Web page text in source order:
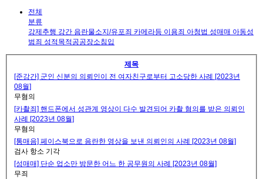
전체
분류
강제추행 강간 음란물소지/유포죄 카메라등 이용죄 아청법 성매매 아동성
범죄 성적목적공공장소침입
제목
[준강간] 군인 신분의 의뢰인이 전 여자친구로부터 고소당한 사례 [2023년
08월]
무혐의
[카촬죄] 핸드폰에서 성관계 영상이 다수 발견되어 카촬 혐의를 받은 의뢰인
사례 [2023년 08월]
무혐의
[통매음] 페이스북으로 음란한 영상을 보낸 의뢰인의 사례 [2023년 08월]
검사 항소 기각
[성매매] 단순 업소만 방문한 어느 한 공무원의 사례 [2023년 08월]
무죄